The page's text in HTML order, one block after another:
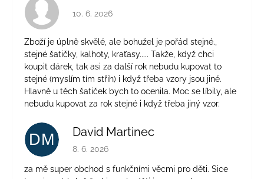
Hodnocení obchodu je 4 z 5 hvězdiček.
10. 6. 2026
Zboží je úplně skvělé, ale bohužel je pořád stejné.,
stejné šatičky, kalhoty, kraťasy..... Takže, když chci
koupit dárek, tak asi za další rok nebudu kupovat to
stejné (myslím tím střih) i když třeba vzory jsou jiné.
Hlavně u těch šatiček bych to ocenila. Moc se líbily, ale
nebudu kupovat za rok stejné i když třeba jiný vzor.
DM David Martinec
Hodnocení obchodu je 5 z 5 hvězdiček.
8. 6. 2026
za mě super obchod s funkčními věcmi pro děti. Sice